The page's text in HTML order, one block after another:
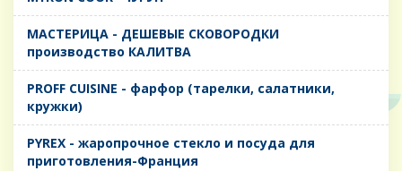
MАСТЕРИЦА - ДЕШЕВЫЕ СКОВОРОДКИ
производство КАЛИТВА
PROFF CUISINE - фарфор (тарелки, салатники,
кружки)
PYREX - жаропрочное стекло и посуда для
приготовления-Франция